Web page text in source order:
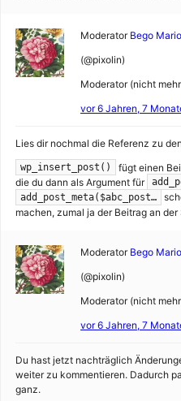
Moderator Bego
(@pixolin)
Moderator (nicht
vor 6 Jahren, 7
Lies dir nochmal die Referenz zu
wp_insert_post()
fügt einen
die du dann als Argument für
add_post_meta($abc_post…
machen, zumal ja der Beitrag an
Moderator Bego
(@pixolin)
Moderator (nicht
vor 6 Jahren, 7
Du hast jetzt nachträglich
weiter zu kommentieren. Dadurch
ganz.